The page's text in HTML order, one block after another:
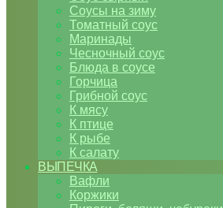
Соусы на зиму
Томатный соус
Маринады
Чесночный соус
Блюда в соусе
Горчица
Грибной соус
К мясу
К птице
К рыбе
К салату
ВЫПЕЧКА
Вафли
Коржики